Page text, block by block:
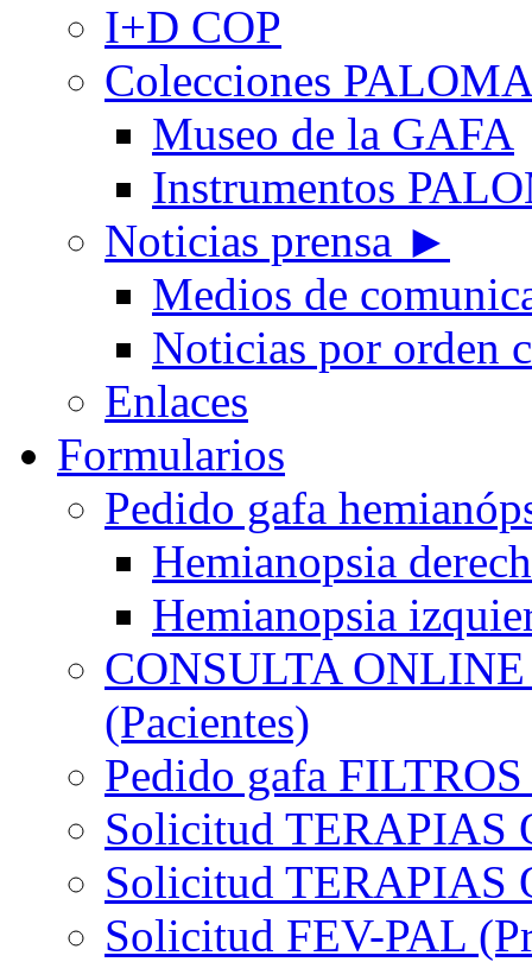
I+D COP
Colecciones
Museo de la GAFA
Instrumentos
Noticias prensa ►
Medios de
Noticias por orden
Enlaces
Formularios
Pedido gafa
Hemianopsia
Hemianopsia
CONSULTA
(Pacientes)
Pedido gafa
Solicitud TERAPIAS
Solicitud TERAPIAS
Solicitud FEV-PAL